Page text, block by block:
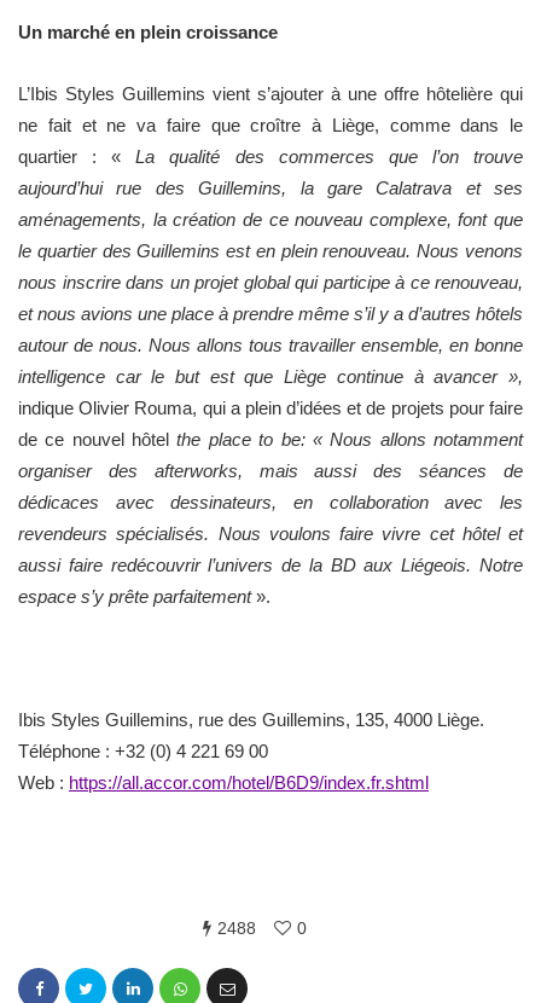
Un marché en plein croissance
L’Ibis Styles Guillemins vient s’ajouter à une offre hôtelière qui
ne fait et ne va faire que croître à Liège, comme dans le
quartier : «La qualité des commerces que l’on trouve
aujourd’hui rue des Guillemins, la gare Calatrava et ses
aménagements, la création de ce nouveau complexe, font que
le quartier des Guillemins est en plein renouveau. Nous venons
nous inscrire dans un projet global qui participe à ce renouveau,
et nous avions une place à prendre même s’il y a d’autres hôtels
autour de nous. Nous allons tous travailler ensemble, en bonne
intelligence car le but est que Liège continue à avancer »,
indique Olivier Rouma, qui a plein d’idées et de projets pour faire
de ce nouvel hôtelthe place to be: « Nous allons notamment
organiser des afterworks, mais aussi des séances de
dédicaces avec dessinateurs, en collaboration avec les
revendeurs spécialisés. Nous voulons faire vivre cet hôtel et
aussi faire redécouvrir l’univers de la BD aux Liégeois. Notre
espace s’y prête parfaitement».
Ibis Styles Guillemins, rue des Guillemins, 135, 4000 Liège.
Téléphone : +32 (0) 4 221 69 00
Web : https://all.accor.com/hotel/B6D9/index.fr.shtml
2488 0